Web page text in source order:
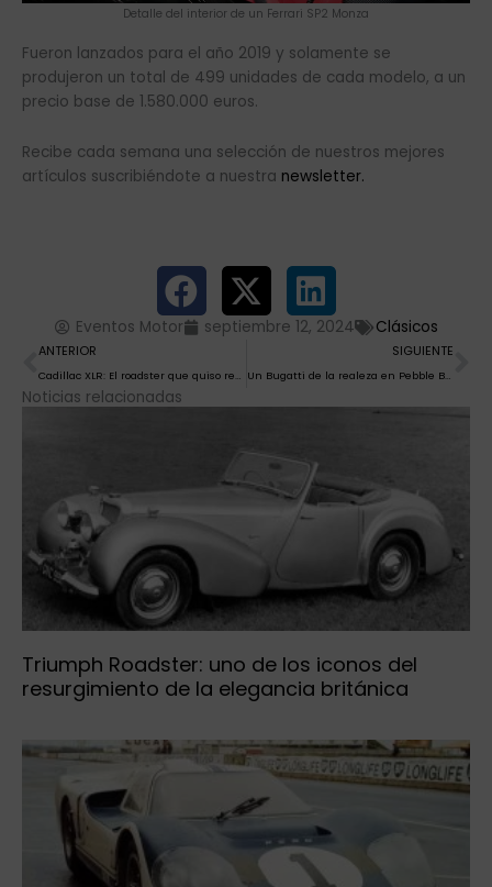
Detalle del interior de un Ferrari SP2 Monza
Fueron lanzados para el año 2019 y solamente se
produjeron un total de 499 unidades de cada modelo, a un
precio base de 1.580.000 euros.
Recibe cada semana una selección de nuestros mejores
artículos suscribiéndote a nuestra newsletter.
Eventos Motor septiembre 12, 2024 Clásicos
Ant
ANTERIOR
Cadillac XLR: El roadster que quiso retar al Mercedes SL
SIGUIENTE
Un Bugatti de la realeza en Pebble Beach
Noticias relacionadas
Triumph Roadster: uno de los iconos del
resurgimiento de la elegancia británica